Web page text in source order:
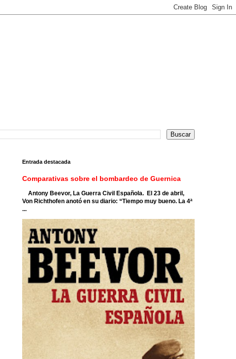
Entrada destacada
Comparativas sobre el bombardeo de Guernica
Antony Beevor, La Guerra Civil Española. El 23 de abril,
Von Richthofen anotó en su diario: “Tiempo muy bueno. La 4ª
...